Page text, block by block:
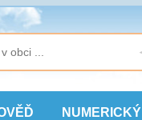
NUMERICKÝ